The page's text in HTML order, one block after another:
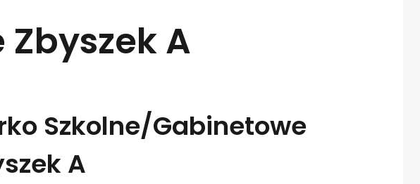
A
Szkolne/gabinetowe
A